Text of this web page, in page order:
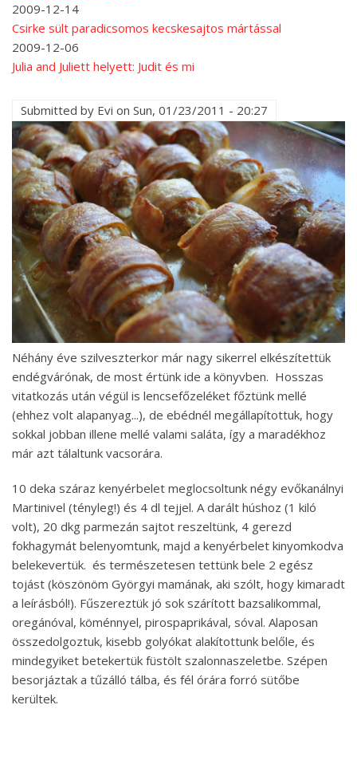
2009-12-14
Csirke sült paradicsomos kecskesajtos mártással
2009-12-06
Julia and Juliett helyett: Judit és mi
Submitted by Evi on Sun, 01/23/2011 - 20:27
Néhány éve szilveszterkor már nagy sikerrel elkészítettük
endégvárónak, de most értünk ide a könyvben. Hosszas
vitatkozás után végül is lencsefőzeléket főztünk mellé
(ehhez volt alapanyag...), de ebédnél megállapítottuk, hogy
sokkal jobban illene mellé valami saláta, így a maradékhoz
már azt tálaltunk vacsorára.
10 deka száraz kenyérbelet meglocsoltunk négy evőkanálnyi
Martinivel (tényleg!) és 4 dl tejjel. A darált húshoz (1 kiló
volt), 20 dkg parmezán sajtot reszeltünk, 4 gerezd
fokhagymát belenyomtunk, majd a kenyérbelet kinyomkodva
belekevertük. és természetesen tettünk bele 2 egész
tojást (köszönöm Györgyi mamának, aki szólt, hogy kimaradt
a leírásból!). Fűszereztük jó sok szárított bazsalikommal,
oregánóval, köménnyel, pirospaprikával, sóval. Alaposan
összedolgoztuk, kisebb golyókat alakítottunk belőle, és
mindegyiket betekertük füstölt szalonnaszeletbe. Szépen
besorjáztak a tűzálló tálba, és fél órára forró sütőbe
kerültek.